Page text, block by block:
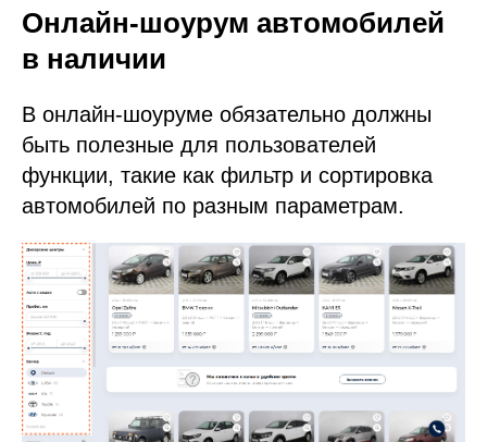
Онлайн-шоурум автомобилей
в наличии
В онлайн-шоуруме обязательно должны
быть полезные для пользователей
функции, такие как фильтр и сортировка
автомобилей по разным параметрам.